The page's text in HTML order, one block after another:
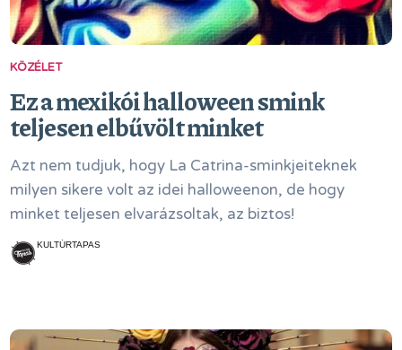
KÖZÉLET
Ez a mexikói halloween smink
teljesen elbűvölt minket
Azt nem tudjuk, hogy La Catrina-sminkjeiteknek
milyen sikere volt az idei halloweenon, de hogy
minket teljesen elvarázsoltak, az biztos!
KULTÚRTAPAS